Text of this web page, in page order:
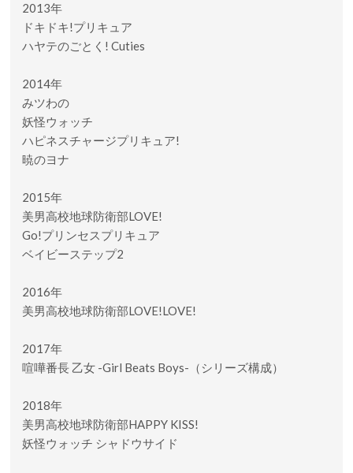
2013年
ドキドキ!プリキュア
ハヤテのごとく! Cuties
2014年
みツわの
妖怪ウォッチ
ハピネスチャージプリキュア!
暁のヨナ
2015年
美男高校地球防衛部LOVE!
Go!プリンセスプリキュア
ベイビーステップ2
2016年
美男高校地球防衛部LOVE!LOVE!
2017年
喧嘩番長 乙女 -Girl Beats Boys-（シリーズ構成）
2018年
美男高校地球防衛部HAPPY KISS!
妖怪ウォッチ シャドウサイド